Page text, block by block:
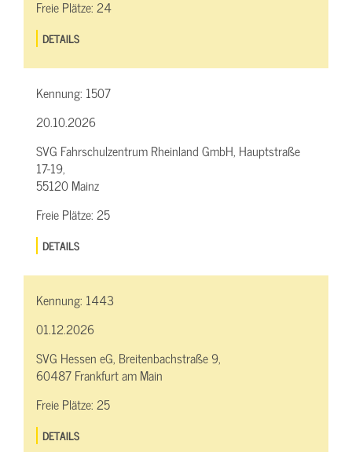
Freie Plätze:24
DETAILS
Kennung: 1507
20.10.2026
SVG Fahrschulzentrum Rheinland GmbH, Hauptstraße
17-19,
55120 Mainz
Freie Plätze:25
DETAILS
Kennung: 1443
01.12.2026
SVG Hessen eG, Breitenbachstraße 9,
60487 Frankfurt am Main
Freie Plätze:25
DETAILS